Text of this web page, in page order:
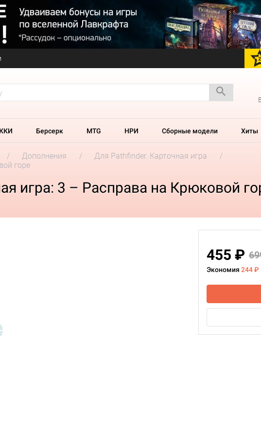
ККИ Берсерк MTG НРИ Сборные модели Хиты
Дополнения
Для Pathfinder. Карточная игра
горе
игра: 3 – Расправа на Крюковой
455 ₽
Экономия 244 ₽